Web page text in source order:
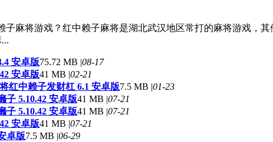
子麻将游戏？红中赖子麻将是湖北武汉地区常打的麻将游戏，
安卓版75.72 MB |08-17
安卓版41 MB |02-21
红中赖子发财杠 6.1 安卓版7.5 MB |01-23
子 5.10.42 安卓版41 MB |07-21
子 5.10.42 安卓版41 MB |07-21
安卓版41 MB |07-21
卓版7.5 MB |06-29